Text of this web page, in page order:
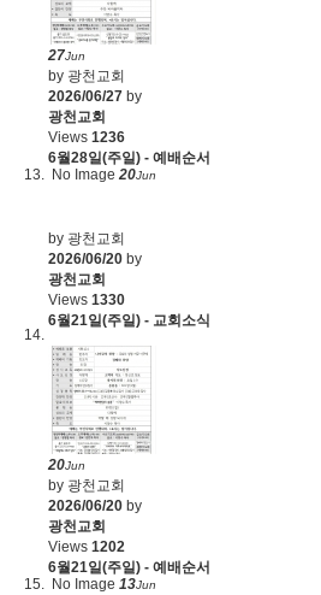
27Jun
by 광천교회
2026/06/27 by
광천교회
Views 1236
6월28일(주일) - 예배순서
No Image 20Jun
by 광천교회
2026/06/20 by
광천교회
Views 1330
6월21일(주일) - 교회소식
20Jun
by 광천교회
2026/06/20 by
광천교회
Views 1202
6월21일(주일) - 예배순서
No Image 13Jun